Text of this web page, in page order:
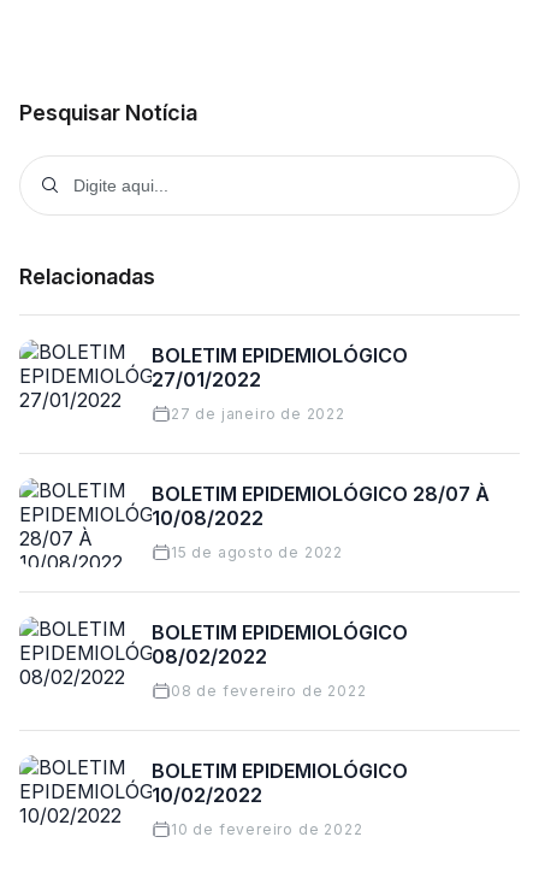
Pesquisar Notícia
Relacionadas
BOLETIM EPIDEMIOLÓGICO
27/01/2022
27 de janeiro de 2022
BOLETIM EPIDEMIOLÓGICO 28/07 À
10/08/2022
15 de agosto de 2022
BOLETIM EPIDEMIOLÓGICO
08/02/2022
08 de fevereiro de 2022
BOLETIM EPIDEMIOLÓGICO
10/02/2022
10 de fevereiro de 2022